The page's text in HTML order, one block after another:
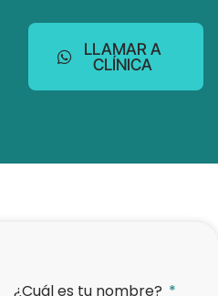
LLAMAR A
CLÍNICA
¿Cuál es tu nombre?